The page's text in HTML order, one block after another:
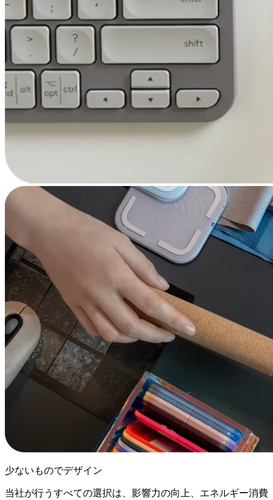
少ないものでデザイン
当社が行うすべての選択は、影響力の向上、エネルギー消費